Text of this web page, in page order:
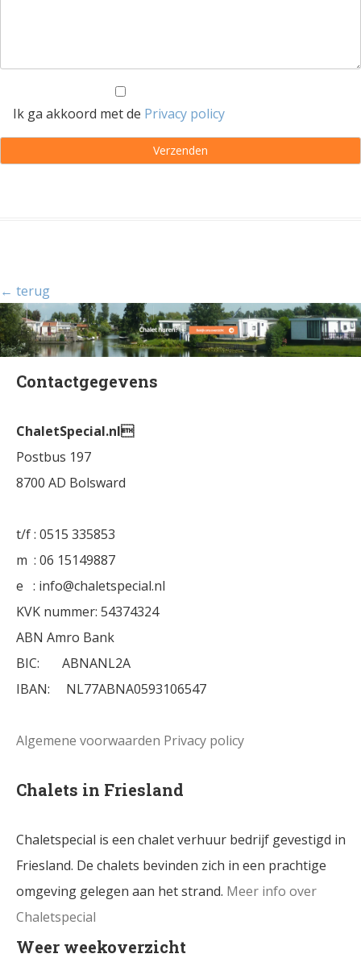
Ik ga akkoord met de Privacy policy
← terug
Contactgegevens
ChaletSpecial.nl
Postbus 197
8700 AD Bolsward
t/f : 0515 335853
m : 06 15149887
e : info@chaletspecial.nl
KVK nummer: 54374324
ABN Amro Bank
BIC: ABNANL2A
IBAN: NL77ABNA0593106547
Algemene voorwaarden Privacy policy
Chalets in Friesland
Chaletspecial is een chalet verhuur bedrijf gevestigd in
Friesland. De chalets bevinden zich in een prachtige
omgeving gelegen aan het strand. Meer info over
Chaletspecial
Weer weekoverzicht